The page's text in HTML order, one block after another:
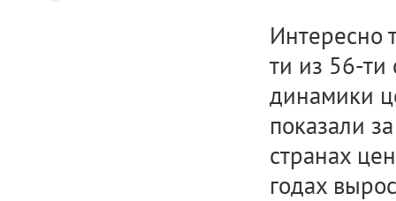
Интересно
ти из 56-ти
динамики
показали
странах
годах